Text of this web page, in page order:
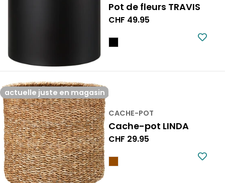
Pot de fleurs TRAVIS
Prix
CHF 49.95
actuelle juste en magasin
CACHE-POT
Cache-pot LINDA
Prix
CHF 29.95